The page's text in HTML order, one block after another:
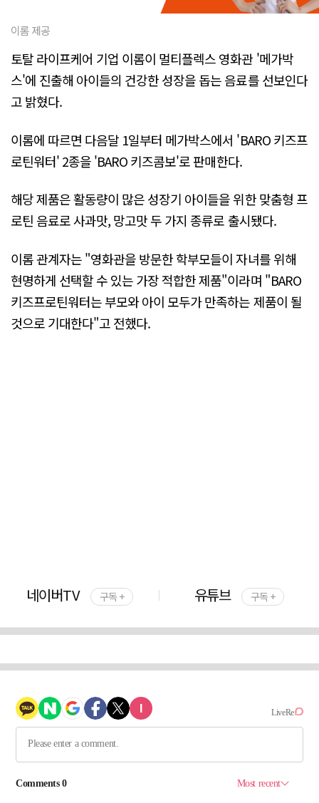
이롬 제공
토탈 라이프케어 기업 이롬이 멀티플렉스 영화관 '메가박
스'에 진출해 아이들의 건강한 성장을 돕는 음료를 선보인다
고 밝혔다.
이롬에 따르면 다음달 1일부터 메가박스에서 'BARO 키즈프
로틴워터' 2종을 'BARO 키즈콤보'로 판매한다.
해당 제품은 활동량이 많은 성장기 아이들을 위한 맞춤형 프
로틴 음료로 사과맛, 망고맛 두 가지 종류로 출시됐다.
이롬 관계자는 "영화관을 방문한 학부모들이 자녀를 위해
현명하게 선택할 수 있는 가장 적합한 제품"이라며 "BARO
키즈프로틴워터는 부모와 아이 모두가 만족하는 제품이 될
것으로 기대한다"고 전했다.
네이버TV 구독 + 유튜브 구독 +